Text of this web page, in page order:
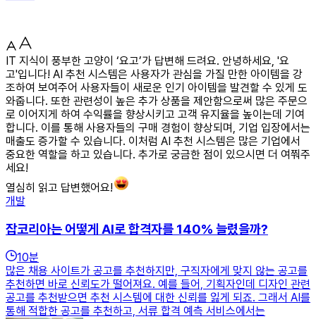
IT 지식이 풍부한 고양이 ‘요고’가 답변해 드려요. 안녕하세요, '요
고'입니다! AI 추천 시스템은 사용자가 관심을 가질 만한 아이템을 강
조하여 보여주어 사용자들이 새로운 인기 아이템을 발견할 수 있게 도
와줍니다. 또한 관련성이 높은 추가 상품을 제안함으로써 많은 주문으
로 이어지게 하여 수익률을 향상시키고 고객 유지율을 높이는데 기여
합니다. 이를 통해 사용자들의 구매 경험이 향상되며, 기업 입장에서는
매출도 증가할 수 있습니다. 이처럼 AI 추천 시스템은 많은 기업에서
중요한 역할을 하고 있습니다. 추가로 궁금한 점이 있으시면 더 여쭤주
세요!
열심히 읽고 답변했어요!
개발
잡코리아는 어떻게 AI로 합격자를 140% 늘렸을까?
10분
많은 채용 사이트가 공고를 추천하지만, 구직자에게 맞지 않는 공고를
추천하면 바로 신뢰도가 떨어져요. 예를 들어, 기획자인데 디자인 관련
공고를 추천받으면 추천 시스템에 대한 신뢰를 잃게 되죠. 그래서 AI를
통해 적합한 공고를 추천하고, 서류 합격 예측 서비스에서는